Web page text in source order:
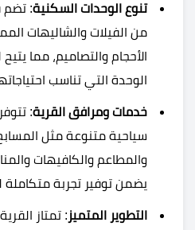
تنوع الوحدات السكنية: تضم
من الفيلات والشاليهات
الأحجام والتصاميم، مما يتيح
الوحدة التي تناسب
خدمات ومرافق القرية:
سياحية متنوعة مثل
والمطاعم والكافيهات
يضمن توفير تجربة متكاملة
التطوير المتميز : تمتاز